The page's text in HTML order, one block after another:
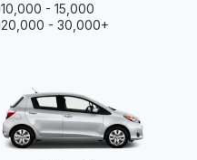
10,000 - 15,000
20,000 - 30,000+